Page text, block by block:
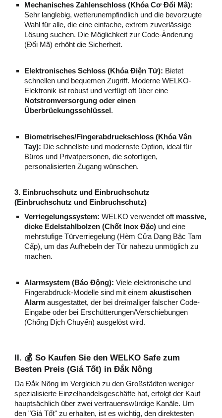
Mechanisches Zahlenschloss (Khóa Cơ Đổi Mã):
Sehr langlebig, wetterunempfindlich und die bevorzugte
Wahl für alle, die eine einfache, extrem zuverlässige
Lösung suchen. Die Möglichkeit zur Code-Änderung
(Đổi Mã) erhöht die Sicherheit.
Elektronisches Schloss (Khóa Điện Tử): Bietet
schnellen und bequemen Zugriff. Moderne WELKO-
Elektronik ist robust und verfügt oft über eine
Notstromversorgung oder einen
Überbrückungsschlüssel .
Biometrisches/Fingerabdruckschloss (Khóa Vân
Tay): Die schnellste und modernste Option, ideal für
Büros und Privatpersonen, die sofortigen,
personalisierten Zugang wünschen.
3. Einbruchschutz und Einbruchschutz
(Einbruchschutz und Einbruchschutz)
Verriegelungssystem: WELKO verwendet oft massive,
dicke Edelstahlbolzen (Chốt Inox Đặc) und eine
mehrstufige Türverriegelung (Hèm Cửa Dạng Bậc Tam
Cấp), um das Aufhebeln der Tür nahezu unmöglich zu
machen.
Alarmsystem (Báo Động): Viele elektronische und
Fingerabdruck-Modelle sind mit einemakustischen
Alarm ausgestattet, der bei dreimaliger falscher Code-
Eingabe oder bei Erschütterungen/Verschiebungen
(Chống Dịch Chuyển) ausgelöst wird.
II. 💰 So Kaufen Sie den WELKO Safe zum
Besten Preis (Giá Tốt) in Đắk Nông
Da Đắk Nông im Vergleich zu den Großstädten weniger
spezialisierte Einzelhandelsgeschäfte hat, erfolgt der Kauf
hauptsächlich über zwei vertrauenswürdige Kanäle. Um
den "Giá Tốt" zu erhalten, ist es wichtig, den direktesten